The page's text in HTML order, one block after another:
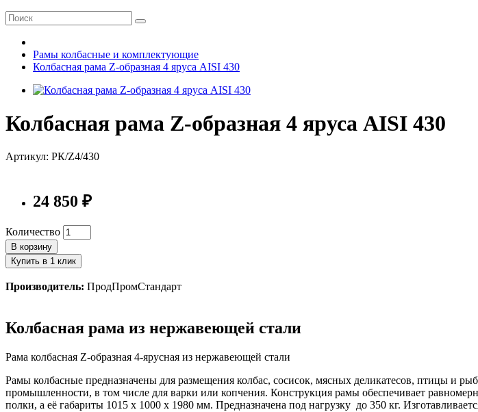
Рамы колбасные и комплектующие
Колбасная рама Z-образная 4 яруса AISI 430
Колбасная рама Z-образная 4 яруса AISI 430
Артикул: РК/Z4/430
24 850 ₽
Количество
В корзину
Купить в 1 клик
Производитель: ПродПромСтандарт
Колбасная рама из нержавеющей стали
Рама колбасная Z-образная 4-ярусная из нержавеющей стали
Рамы колбасные предназначены для размещения колбас, сосисок, мясных деликатесов, птицы и
промышленности, в том числе для варки или копчения. Конструкция рамы обеспечивает
полки, а её габариты 1015 х 1000 х 1980 мм. Предназначена под нагрузку до 350 кг.